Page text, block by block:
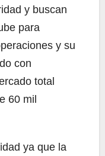
y buscan
para
y su
con
total
60 mil
ya que la